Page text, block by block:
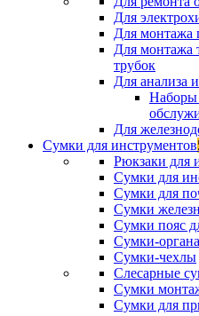
Для
Для монтажа
Для монтажа
трубок
Для анализа
Наборы
Для
Сумки для инструментов
Рюкзаки для
Сумки для
Сумки для
Сумки
Сумки пояс
Сумки-
Сумки-чехлы
Слесарные
Сумки
Сумки для